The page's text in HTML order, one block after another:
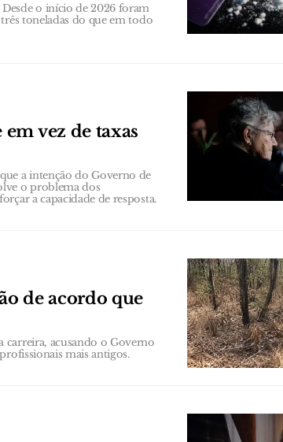
o início de 2026 foram
toneladas do que em todo
vez de taxas
a intenção do Governo de
o problema dos
a capacidade de resposta.
de acordo que
carreira, acusando o Governo
mais antigos.